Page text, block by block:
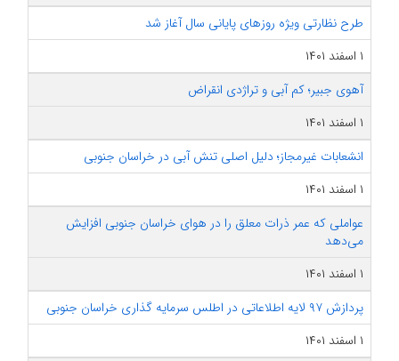
طرح نظارتی ویژه روزهای پایانی سال آغاز شد
۱ اسفند ۱۴۰۱
آهوی جبیر؛ کم آبی و تراژدی انقراض
۱ اسفند ۱۴۰۱
انشعابات غیرمجاز؛ دلیل اصلی تنش آبی در خراسان جنوبی
۱ اسفند ۱۴۰۱
عواملی که عمر ذرات معلق را در هوای خراسان جنوبی افزایش
می‌دهد
۱ اسفند ۱۴۰۱
پردازش ۹۷ لایه اطلاعاتی در اطلس سرمایه گذاری خراسان جنوبی
۱ اسفند ۱۴۰۱